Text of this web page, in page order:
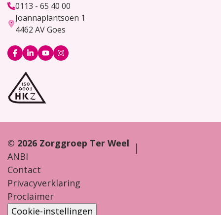
0113 - 65 40 00
Joannaplantsoen 1
4462 AV Goes
Logo
Facebook
Logo
LinkedIn
LogoLogo
© 2026 Zorggroep Ter Weel
ANBI
Contact
Privacyverklaring
Proclaimer
Cookie-instellingen